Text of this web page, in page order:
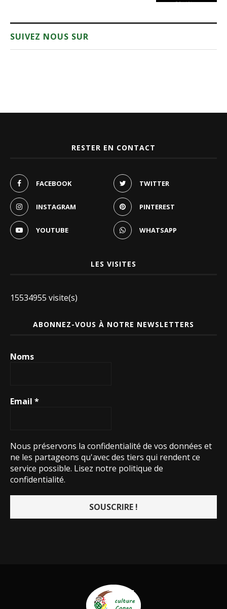
SUIVEZ NOUS SUR
RESTER EN CONTACT
FACEBOOK TWITTER
INSTAGRAM PINTEREST
YOUTUBE WHATSAPP
LES VISITES
15534955 visite(s)
ABONNEZ-VOUS À NOTRE NEWSLETTERS
Noms
Email *
Nous préservons la confidentialité de vos données et
ne les partageons qu'avec des tiers qui rendent ce
service possible. Lisez notre politique de
confidentialité.